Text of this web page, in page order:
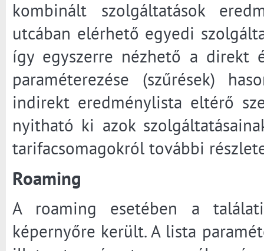
kombinált szolgáltatások
utcában elérhető egyedi
így egyszerre nézhető a
paraméterezése (szűrések)
indirekt eredménylista eltérő
nyitható ki azok
tarifacsomagokról további
Roaming
A roaming esetében a
képernyőre került. A lista